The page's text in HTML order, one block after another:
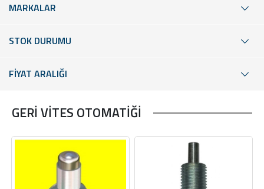
MARKALAR
STOK DURUMU
FİYAT ARALIĞI
GERİ VİTES OTOMATİĞİ